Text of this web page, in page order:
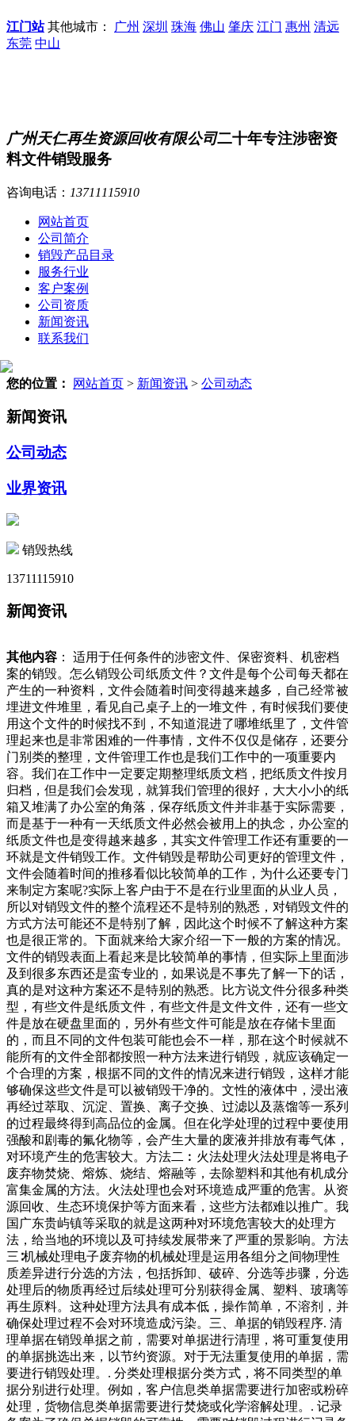
江门站其他城市： 广州 深圳 珠海 佛山 肇庆 江门 惠州 清远
东莞 中山
广州天仁再生资源回收有限公司二十年专注涉密资
料文件销毁服务
咨询电话： 13711115910
网站首页
公司简介
销毁产品目录
服务行业
客户案例
公司资质
新闻资讯
联系我们
您的位置： 网站首页 > 新闻资讯 > 公司动态
新闻资讯
公司动态
业界资讯
销毁热线
13711115910
新闻资讯
其他内容 ： 适用于任何条件的涉密文件、保密资料、机密档
案的销毁。怎么销毁公司纸质文件？文件是每个公司每天都在
产生的一种资料，文件会随着时间变得越来越多，自己经常被
埋进文件堆里，看见自己桌子上的一堆文件，有时候我们要使
用这个文件的时候找不到，不知道混进了哪堆纸里了，文件管
理起来也是非常困难的一件事情，文件不仅仅是储存，还要分
门别类的整理，文件管理工作也是我们工作中的一项重要内
容。我们在工作中一定要定期整理纸质文档，把纸质文件按月
归档，但是我们会发现，就算我们管理的很好，大大小小的纸
箱又堆满了办公室的角落，保存纸质文件并非基于实际需要，
而是基于一种有一天纸质文件必然会被用上的执念，办公室的
纸质文件也是变得越来越多，其实文件管理工作还有重要的一
环就是文件销毁工作。文件销毁是帮助公司更好的管理文件，
文件会随着时间的推移看似比较简单的工作，为什么还要专门
来制定方案呢?实际上客户由于不是在行业里面的从业人员，
所以对销毁文件的整个流程还不是特别的熟悉，对销毁文件的
方式方法可能还不是特别了解，因此这个时候不了解这种方案
也是很正常的。下面就来给大家介绍一下一般的方案的情况。
文件的销毁表面上看起来是比较简单的事情，但实际上里面涉
及到很多东西还是蛮专业的，如果说是不事先了解一下的话，
真的是对这种方案还不是特别的熟悉。比方说文件分很多种类
型，有些文件是纸质文件，有些文件是文件文件，还有一些文
件是放在硬盘里面的，另外有些文件可能是放在存储卡里面
的，而且不同的文件包装可能也会不一样，那在这个时候就不
能所有的文件全部都按照一种方法来进行销毁，就应该确定一
个合理的方案，根据不同的文件的情况来进行销毁，这样才能
够确保这些文件是可以被销毁干净的。文性的液体中，浸出液
再经过萃取、沉淀、置换、离子交换、过滤以及蒸馏等一系列
的过程最终得到高品位的金属。但在化学处理的过程中要使用
强酸和剧毒的氟化物等，会产生大量的废液并排放有毒气体，
对环境产生的危害较大。方法二︰火法处理火法处理是将电子
废弃物焚烧、熔炼、烧结、熔融等，去除塑料和其他有机成分
富集金属的方法。火法处理也会对环境造成严重的危害。从资
源回收、生态环境保护等方面来看，这些方法都难以推广。我
国广东贵屿镇等采取的就是这两种对环境危害较大的处理方
法，给当地的环境以及可持续发展带来了严重的景影响。方法
三∶机械处理电子废弃物的机械处理是运用各组分之间物理性
质差异进行分选的方法，包括拆卸、破碎、分选等步骤，分选
处理后的物质再经过后续处理可分别获得金属、塑料、玻璃等
再生原料。这种处理方法具有成本低，操作简单，不溶剂，并
确保处理过程不会对环境造成污染。三、单据的销毁程序. 清
理单据在销毁单据之前，需要对单据进行清理，将可重复使用
的单据挑选出来，以节约资源。对于无法重复使用的单据，需
要进行销毁处理。. 分类处理根据分类方式，将不同类型的单
据分别进行处理。例如，客户信息类单据需要进行加密或粉碎
处理，货物信息类单据需要进行焚烧或化学溶解处理。. 记录